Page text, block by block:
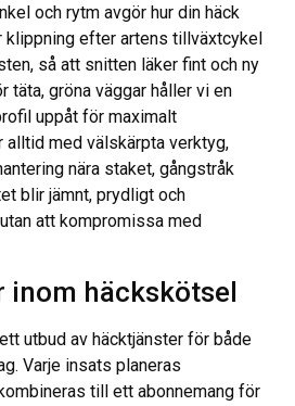
och rytm avgör hur din häck
klippning efter artens tillväxtcykel
så att snitten läker fint och ny
täta, gröna väggar håller vi en
uppåt för maximalt
alltid med välskärpta verktyg,
nära staket, gångstråk
blir jämnt, prydligt och
att kompromissa med
inom häckskötsel
utbud av häcktjänster för både
Varje insats planeras
till ett abonnemang för